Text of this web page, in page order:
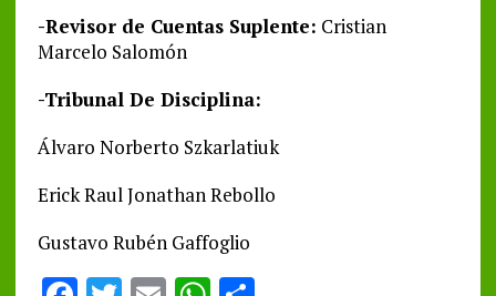
-Revisor de Cuentas Suplente: Cristian
Marcelo Salomón
-Tribunal De Disciplina:
Álvaro Norberto Szkarlatiuk
Erick Raul Jonathan Rebollo
Gustavo Rubén Gaffoglio